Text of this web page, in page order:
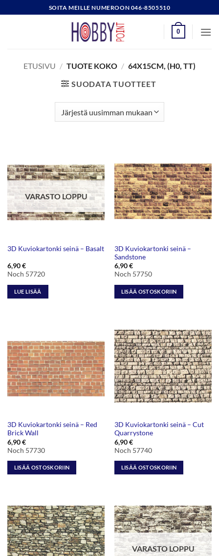
to
SOITA MEILLE NUMEROON 046-8505510
0
ETUSIVU / TUOTE KOKO / 64X15CM, (H0, TT)
SUODATA TUOTTEET
VARASTO LOPPU
3D Kuviokartonki seinä – Basalt
6,90€
Noch 57720
LUE LISÄÄ
3D Kuviokartonki seinä –
Sandstone
6,90€
Noch 57750
LISÄÄ OSTOSKORIIN
3D Kuviokartonki seinä – Red
Brick Wall
6,90€
Noch 57730
LISÄÄ OSTOSKORIIN
3D Kuviokartonki seinä – Cut
Quarrystone
6,90€
Noch 57740
LISÄÄ OSTOSKORIIN
VARASTO LOPPU